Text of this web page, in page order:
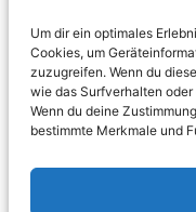
Um dir ein optimales
Cookies, um
zuzugreifen. Wenn du
wie das Surfverhalten
Wenn du deine
bestimmte Merkmale und
vonHP-Lernfreude
Schlagwörter: